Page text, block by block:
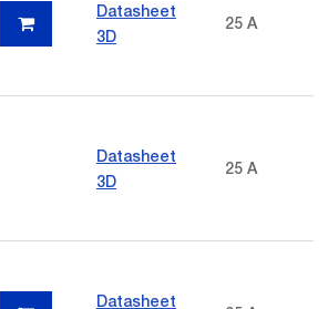
Datasheet
3D
25 A
Datasheet
3D
25 A
Datasheet